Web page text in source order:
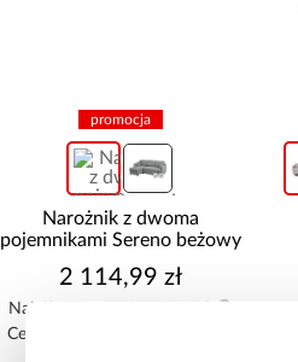
GŁĘBOKOŚĆ [CM]
WYSOKOŚĆ [CM]
promocja
Narożnik z dwoma
pojemnikami Sereno beżowy
2 114,99 zł
Najniższa cena:
Cena regularna: